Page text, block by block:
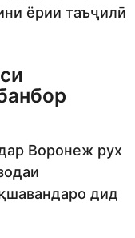
ёрии таъҷилӣ
Воронеж рух
дид